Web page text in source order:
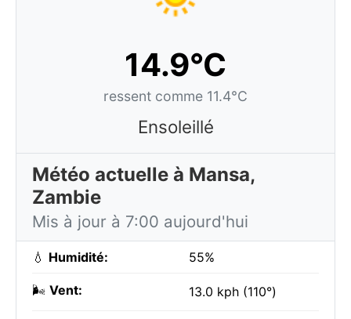
14.9°C
ressent comme 11.4°C
Ensoleillé
Météo actuelle à Mansa,
Zambie
Mis à jour à 7:00 aujourd'hui
💧 Humidité: 55%
🌬️ Vent: 13.0 kph (110°)